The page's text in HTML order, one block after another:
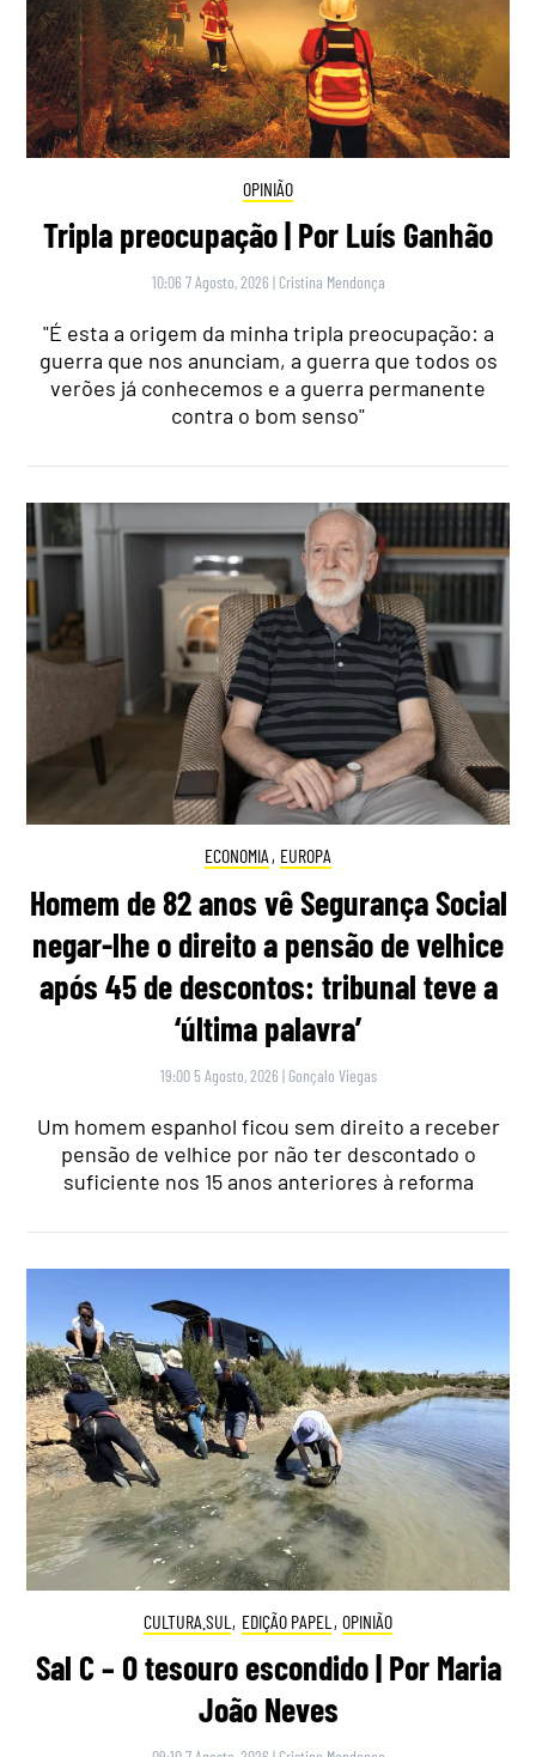
OPINIÃO
Tripla preocupação | Por Luís Ganhão
10:06 7 Agosto, 2026 | Cristina Mendonça
"É esta a origem da minha tripla preocupação: a
guerra que nos anunciam, a guerra que todos os
verões já conhecemos e a guerra permanente
contra o bom senso"
ECONOMIA , EUROPA
Homem de 82 anos vê Segurança Social
negar-lhe o direito a pensão de velhice
após 45 de descontos: tribunal teve a
‘última palavra’
19:00 5 Agosto, 2026 | Gonçalo Viegas
Um homem espanhol ficou sem direito a receber
pensão de velhice por não ter descontado o
suficiente nos 15 anos anteriores à reforma
CULTURA.SUL , EDIÇÃO PAPEL , OPINIÃO
Sal C – O tesouro escondido | Por Maria
João Neves